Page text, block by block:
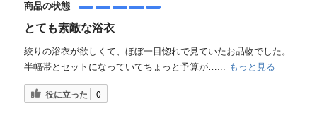
商品の状態
とても素敵な浴衣
絞りの浴衣が欲しくて、ほぼ一目惚れで見ていたお品物でした。
半幅帯とセットになっていてちょっと予算が…... もっと見る
役に立った 0